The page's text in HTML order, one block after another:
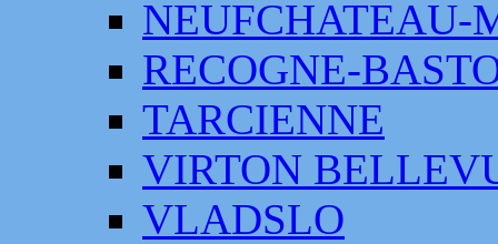
NEUFCHATEAU-
RECOGNE-
TARCIENNE
VIRTON
VLADSLO